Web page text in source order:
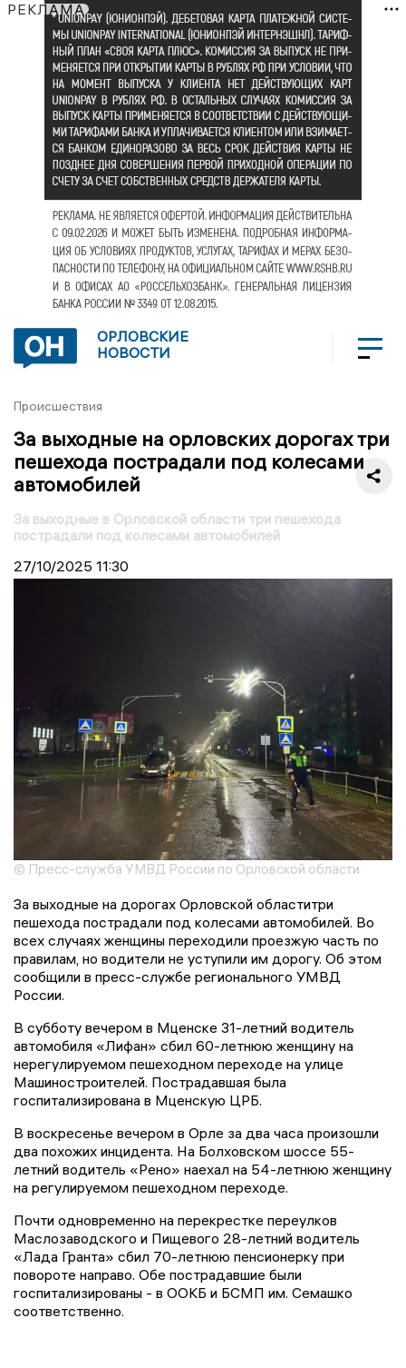
РЕКЛАМА
ОРЛОВСКИЕ
НОВОСТИ
Происшествия
За выходные на орловских дорогах три
пешехода пострадали под колесами
автомобилей
За выходные в Орловской области три пешехода
пострадали под колесами автомобилей
27/10/2025 11:30
© Пресс-служба УМВД России по Орловской области
За выходные на дорогах Орловской областитри
пешехода пострадали под колесами автомобилей. Во
всех случаях женщины переходили проезжую часть по
правилам, но водители не уступили им дорогу. Об этом
сообщили в пресс-службе регионального УМВД
России.
В субботу вечером в Мценске 31-летний водитель
автомобиля «Лифан» сбил 60-летнюю женщину на
нерегулируемом пешеходном переходе на улице
Машиностроителей. Пострадавшая была
госпитализирована в Мценскую ЦРБ.
В воскресенье вечером в Орле за два часа произошли
два похожих инцидента. На Болховском шоссе 55-
летний водитель «Рено» наехал на 54-летнюю женщину
на регулируемом пешеходном переходе.
Почти одновременно на перекрестке переулков
Маслозаводского и Пищевого 28-летний водитель
«Лада Гранта» сбил 70-летнюю пенсионерку при
повороте направо. Обе пострадавшие были
госпитализированы - в ООКБ и БСМП им. Семашко
соответственно.